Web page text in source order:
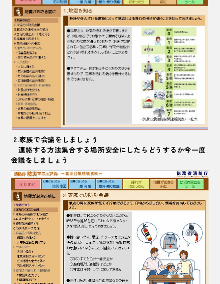
2.家族で会議をしましょう
連絡する方法集合する場所安全にしたらどうするか今一度
会議をしましょう